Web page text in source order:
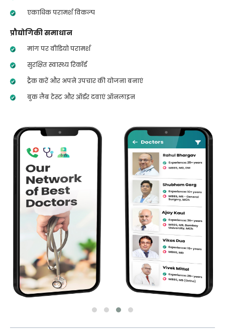
एकाधिक परामर्श विकल्प
प्रौद्योगिकी समाधान
मांग पर वीडियो परामर्श
सुरक्षित स्वास्थ्य रिकॉर्ड
ट्रैक करें और अपने उपचार की योजना बनाएं
बुक लैब टेस्ट और ऑर्डर दवाएं ऑनलाइन